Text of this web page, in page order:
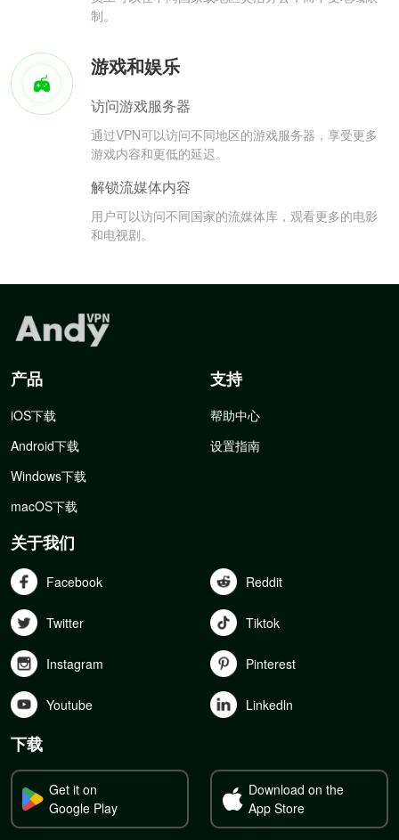
制。
游戏和娱乐
访问游戏服务器
通过VPN可以访问不同地区的游戏服务器，享受更多
游戏内容和更低的延迟。
解锁流媒体内容
用户可以访问不同国家的流媒体库，观看更多的电影
和电视剧。
产品
iOS下载
Android下载
Windows下载
macOS下载
支持
帮助中心
设置指南
关于我们
Facebook Reddit
Twitter Tiktok
Instagram Pinterest
Youtube Linkedln
下载
Get it on
Google Play
Download on the
App Store